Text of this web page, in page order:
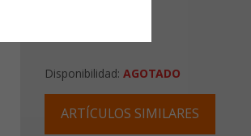
Disponibilidad: AGOTADO
ARTÍCULOS SIMILARES